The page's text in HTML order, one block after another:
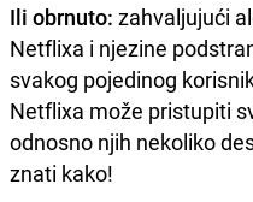
Ili obrnuto: zahvaljujući
Netflixa i njezine
svakog pojedinog
Netflixa može pristupiti
odnosno njih nekoliko
znati kako!